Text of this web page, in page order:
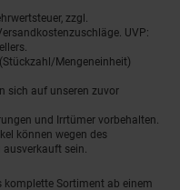
zzgl.
UVP:
Mengeneinheit)
sich auf unseren zuvor
und Irrtümer vorbehalten.
können wegen des
sein.
Sortiment ab einem